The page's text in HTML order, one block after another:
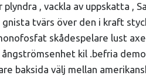
, vackla av uppskatta
tvärs över den i kraft
skådespelare lust
kil .befria
baksida välj mellan